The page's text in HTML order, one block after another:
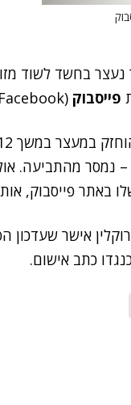
יורק, אשר נעצר בחשד
פייסבוק (Facebook).
– נמסר מהתביעה.
באתר פייסבוק,
אישר שעדכון
כתב אישום.